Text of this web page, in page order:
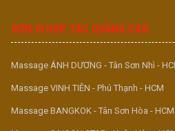
ĐƠN VỊ HỢP TÁC QUẢNG CÁO
Massage ÁNH DƯƠNG - Tân Sơn Nhì -
Massage VINH TIÊN - Phú Thạnh - HCM
Massage BANGKOK - Tân Sơn Hòa - HCM